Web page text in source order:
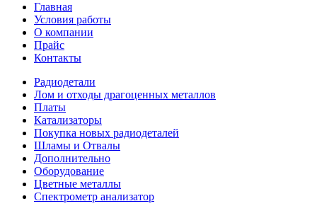
Главная
Условия работы
О компании
Прайс
Контакты
Радиодетали
Лом и отходы драгоценных металлов
Платы
Катализаторы
Покупка новых радиодеталей
Шламы и Отвалы
Дополнительно
Оборудование
Цветные металлы
Спектрометр анализатор